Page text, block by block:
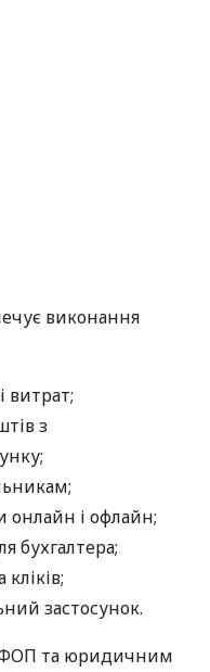
виконання
витрат;
з
онлайн і офлайн;
бухгалтера;
застосунок.
ФОП та юридичним